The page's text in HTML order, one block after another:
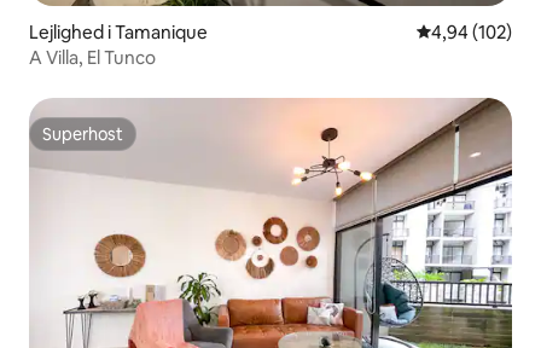
Lejlighed i Tamanique 4,94 ud af 5 i
4,94 (102)
A Villa, El Tunco
Superhost
Superhost